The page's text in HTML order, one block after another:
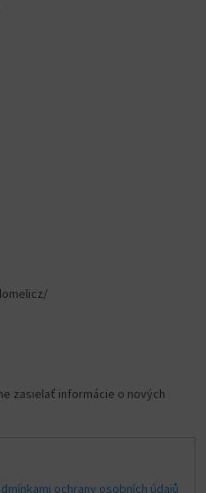
zasielať informácie o nových